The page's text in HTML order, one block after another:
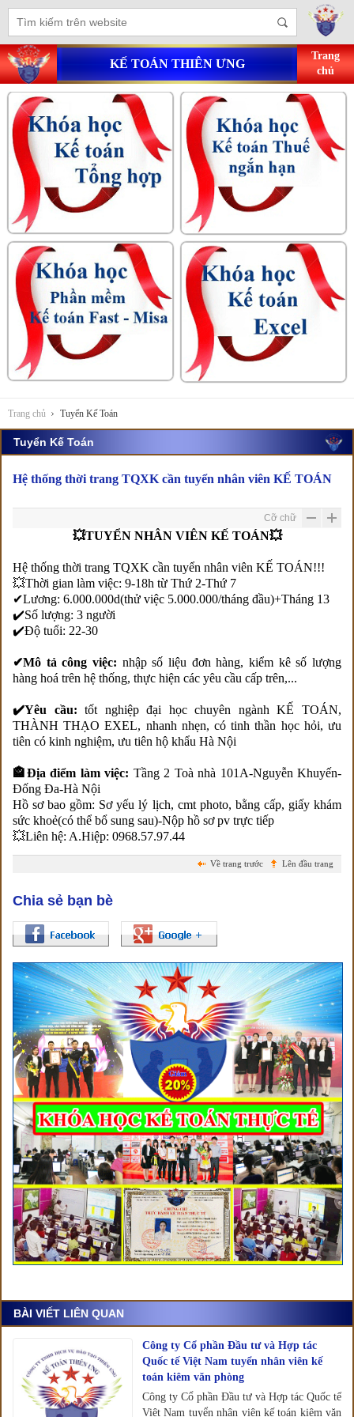
KẾ TOÁN THIÊN ƯNG
Trang
chủ
Trang chủ Tuyển Kế Toán
Tuyển Kế Toán
Hệ thống thời trang TQXK cần tuyển nhân viên KẾ TOÁN
Cỡ chữ
💥TUYỂN NHÂN VIÊN KẾ TOÁN💥
Hệ thống thời trang TQXK cần tuyển nhân viên KẾ TOÁN!!!
💥Thời gian làm việc: 9-18h từ Thứ 2-Thứ 7
✔Lương: 6.000.000d(thử việc 5.000.000/tháng đầu)+Tháng 13
✔️Số lượng: 3 người
✔️Độ tuổi: 22-30
✔Mô tả công việc: nhập số liệu đơn hàng, kiểm kê số lượng
hàng hoá trên hệ thống, thực hiện các yêu cầu cấp trên,...
✔️Yêu cầu:tốt nghiệp đại học chuyên ngành KẾ TOÁN,
THÀNH THẠO EXEL, nhanh nhẹn, có tinh thần học hỏi, ưu
tiên có kinh nghiệm, ưu tiên hộ khẩu Hà Nội
🏤Địa điểm làm việc: Tầng 2 Toà nhà 101A-Nguyễn Khuyến-
Đống Đa-Hà Nội
Hồ sơ bao gồm: Sơ yếu lý lịch, cmt photo, bằng cấp, giấy khám
sức khoẻ(có thể bổ sung sau)-Nộp hồ sơ pv trực tiếp
💥Liên hệ: A.Hiệp: 0968.57.97.44
Lên đầu trang
Về trang trước
Chia sẻ bạn bè
BÀI VIẾT LIÊN QUAN
Công ty Cổ phần Đầu tư và Hợp tác
Quốc tế Việt Nam tuyển nhân viên kế
toán kiêm văn phòng
Công ty Cổ phần Đầu tư và Hợp tác Quốc tế
Việt Nam tuyển nhân viên kế toán kiêm văn